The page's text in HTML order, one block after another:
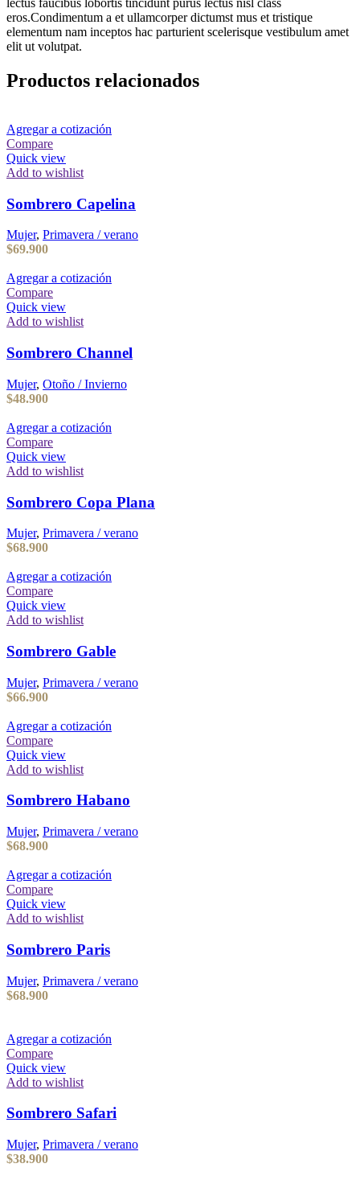
lectus faucibus lobortis tincidunt purus lectus nisl class
eros.Condimentum a et ullamcorper dictumst mus et tristique
elementum nam inceptos hac parturient scelerisque vestibulum amet
elit ut volutpat.
Productos relacionados
Agregar a cotización
Compare
Quick view
Add to wishlist
Sombrero Capelina
Mujer, Primavera / verano
$69.900
Agregar a cotización
Compare
Quick view
Add to wishlist
Sombrero Channel
Mujer, Otoño / Invierno
$48.900
Agregar a cotización
Compare
Quick view
Add to wishlist
Sombrero Copa Plana
Mujer, Primavera / verano
$68.900
Agregar a cotización
Compare
Quick view
Add to wishlist
Sombrero Gable
Mujer, Primavera / verano
$66.900
Agregar a cotización
Compare
Quick view
Add to wishlist
Sombrero Habano
Mujer, Primavera / verano
$68.900
Agregar a cotización
Compare
Quick view
Add to wishlist
Sombrero Paris
Mujer, Primavera / verano
$68.900
Agregar a cotización
Compare
Quick view
Add to wishlist
Sombrero Safari
Mujer, Primavera / verano
$38.900